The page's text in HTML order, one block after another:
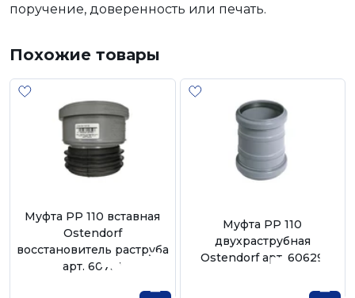
поручение, доверенность или печать.
Похожие товары
Муфта РР 110 вставная
Ostendorf
восстановитель раструба
арт. 60731
Муфта РР 110
двухраструбная
Ostendorf арт. 60629